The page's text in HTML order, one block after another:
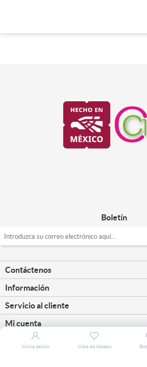
Boletín
Contáctenos
Información
Servicio al cliente
Mi cuenta
Inicia sesión Lista de deseos